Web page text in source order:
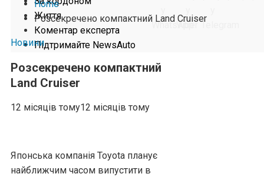
Життя
Коментар експерта
Підтримайте NewsAuto
Home
Розсекречено компактний Land Cruiser
Новини
Розсекречено компактний
Land Cruiser
12 місяців тому12 місяців тому
Японська компанія Toyota планує
найближчим часом випустити в